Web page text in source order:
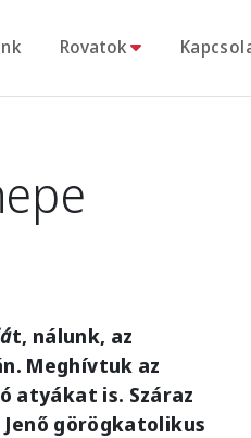
Rovatok
t, nálunk, az
Meghívtuk az
atyákat is. Száraz
Jenő görögkatolikus